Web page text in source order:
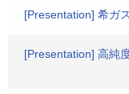
[Presentation] 希ガ
[Presentation] 高純